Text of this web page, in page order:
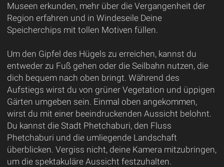
Museen erkunden, mehr über die Vergangenheit der
Region erfahren und in Windeseile Deine
Speicherchips mit tollen Motiven füllen.
Um den Gipfel des Hügels zu erreichen, kannst du
entweder zu Fuß gehen oder die Seilbahn nutzen, die
dich bequem nach oben bringt. Während des
Aufstiegs wirst du von grüner Vegetation und üppigen
Gärten umgeben sein. Einmal oben angekommen,
wirst du mit einer beeindruckenden Aussicht belohnt.
Du kannst die Stadt Phetchaburi, den Fluss
Phetchaburi und die umliegende Landschaft
überblicken. Vergiss nicht, deine Kamera mitzubringen,
um die spektakuläre Aussicht festzuhalten.